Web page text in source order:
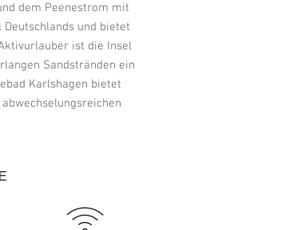
dem Peenestrom mit
und bietet
ist die Insel
Sandstränden ein
Karlshagen bietet